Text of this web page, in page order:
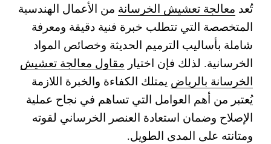
تُعد معالجة تعشيش الخرسانة من الأعمال الهندسية
المتخصصة التي تتطلب خبرة فنية دقيقة ومعرفة
شاملة بأساليب الترميم الحديثة وخصائص المواد
الخرسانية. لذلك فإن اختيار مقاول معالجة تعشيش
الخرسانة بالرياض يمتلك الكفاءة والخبرة اللازمة
يُعتبر من أهم العوامل التي تساهم في نجاح عملية
الإصلاح وضمان استعادة العنصر الخرساني لقوته
ومتانته على المدى الطويل.